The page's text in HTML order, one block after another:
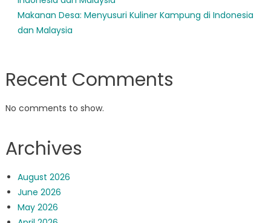
Makanan Desa: Menyusuri Kuliner Kampung di Indonesia
dan Malaysia
Recent Comments
No comments to show.
Archives
August 2026
June 2026
May 2026